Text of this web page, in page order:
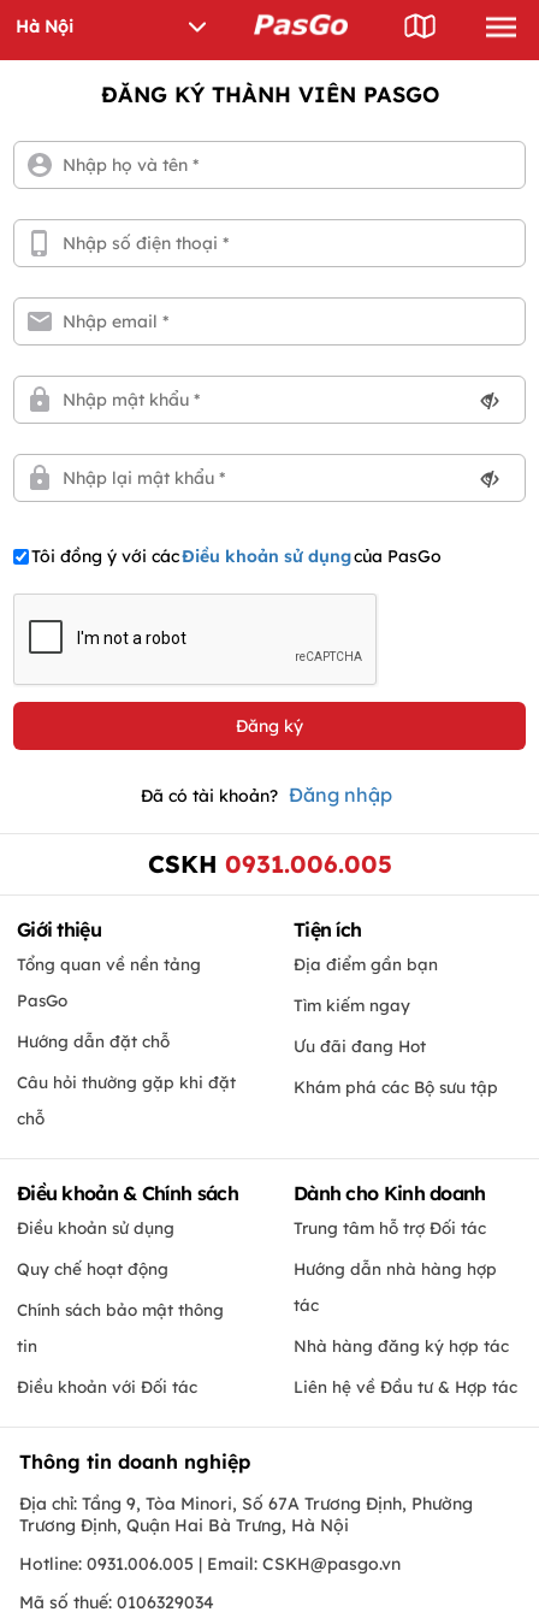
ĐĂNG KÝ THÀNH VIÊN PASGO
Tôi đồng ý với cácĐiều khoản sử dụngcủa PasGo
Đã có tài khoản? Đăng nhập
CSKH 0931.006.005
Giới thiệu
Tổng quan về nền tảng
PasGo
Hướng dẫn đặt chỗ
Câu hỏi thường gặp khi đặt
chỗ
Tiện ích
Địa điểm gần bạn
Tìm kiếm ngay
Ưu đãi đang Hot
Khám phá các Bộ sưu tập
Điều khoản & Chính sách
Điều khoản sử dụng
Quy chế hoạt động
Chính sách bảo mật thông
tin
Điều khoản với Đối tác
Dành cho Kinh doanh
Trung tâm hỗ trợ Đối tác
Hướng dẫn nhà hàng hợp
tác
Nhà hàng đăng ký hợp tác
Liên hệ về Đầu tư & Hợp tác
Thông tin doanh nghiệp
Địa chỉ: Tầng 9, Tòa Minori, Số 67A Trương Định, Phường
Trương Định, Quận Hai Bà Trưng, Hà Nội
Hotline: 0931.006.005 | Email: CSKH@pasgo.vn
Mã số thuế: 0106329034